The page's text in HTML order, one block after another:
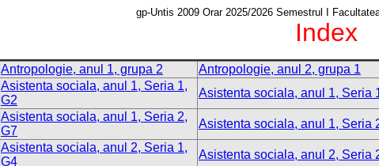
gp-Untis 2009 Orar 2025/2026 Semestrul I
Index
Antropologie, anul 1, grupa 2 Antropologie, anul 2, grupa 1
Asistenta sociala, anul 1, Seria 1,
G2
Asistenta sociala, anul 1, Seria
Asistenta sociala, anul 1, Seria 2,
G7
Asistenta sociala, anul 1, Seria
Asistenta sociala, anul 2, Seria 1,
G4
Asistenta sociala, anul 2, Seria